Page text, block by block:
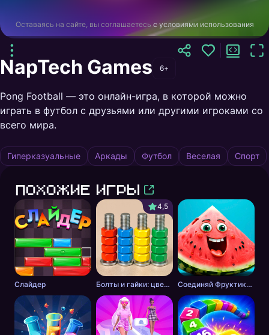
Оставаясь на сайте, вы соглашаетесьс условиями использования
NapTech Games 6+
Pong Football — это онлайн-игра, в которой можно
играть в футбол с друзьями или другими игроками со
всего мира.
Гиперказуальные Аркады Футбол Веселая Спорт
Похожие игры
Слайдер
4,5
Болты и гайки: цветная сортировка Соединяй Фруктики: Арбуз в 2048!